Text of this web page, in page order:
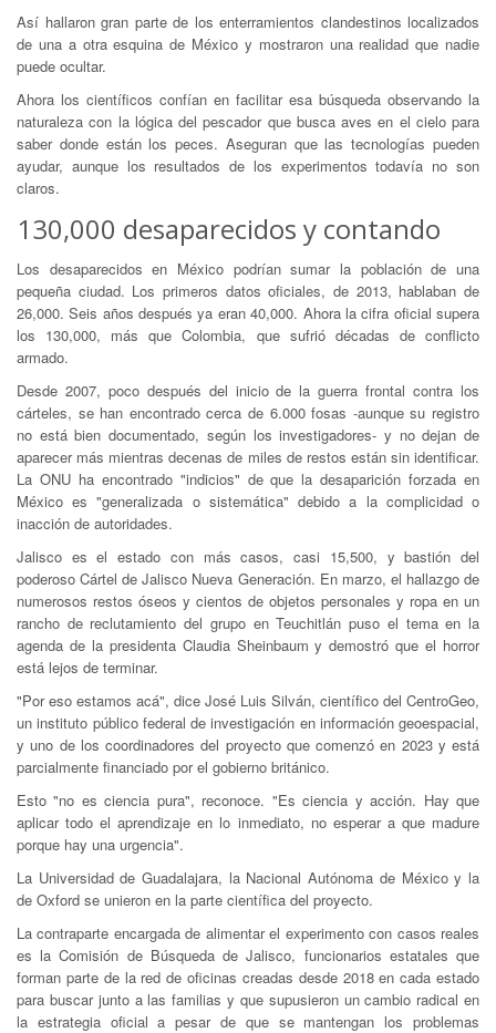
Así hallaron gran parte de los enterramientos clandestinos localizados
de una a otra esquina de México y mostraron una realidad que nadie
puede ocultar.
Ahora los científicos confían en facilitar esa búsqueda observando la
naturaleza con la lógica del pescador que busca aves en el cielo para
saber donde están los peces. Aseguran que las tecnologías pueden
ayudar, aunque los resultados de los experimentos todavía no son
claros.
130,000 desaparecidos y contando
Los desaparecidos en México podrían sumar la población de una
pequeña ciudad. Los primeros datos oficiales, de 2013, hablaban de
26,000. Seis años después ya eran 40,000. Ahora la cifra oficial supera
los 130,000, más que Colombia, que sufrió décadas de conflicto
armado.
Desde 2007, poco después del inicio de la guerra frontal contra los
cárteles, se han encontrado cerca de 6.000 fosas -aunque su registro
no está bien documentado, según los investigadores- y no dejan de
aparecer más mientras decenas de miles de restos están sin identificar.
La ONU ha encontrado "indicios" de que la desaparición forzada en
México es "generalizada o sistemática" debido a la complicidad o
inacción de autoridades.
Jalisco es el estado con más casos, casi 15,500, y bastión del
poderoso Cártel de Jalisco Nueva Generación. En marzo, el hallazgo de
numerosos restos óseos y cientos de objetos personales y ropa en un
rancho de reclutamiento del grupo en Teuchitlán puso el tema en la
agenda de la presidenta Claudia Sheinbaum y demostró que el horror
está lejos de terminar.
"Por eso estamos acá", dice José Luis Silván, científico del CentroGeo,
un instituto público federal de investigación en información geoespacial,
y uno de los coordinadores del proyecto que comenzó en 2023 y está
parcialmente financiado por el gobierno británico.
Esto "no es ciencia pura", reconoce. "Es ciencia y acción. Hay que
aplicar todo el aprendizaje en lo inmediato, no esperar a que madure
porque hay una urgencia".
La Universidad de Guadalajara, la Nacional Autónoma de México y la
de Oxford se unieron en la parte científica del proyecto.
La contraparte encargada de alimentar el experimento con casos reales
es la Comisión de Búsqueda de Jalisco, funcionarios estatales que
forman parte de la red de oficinas creadas desde 2018 en cada estado
para buscar junto a las familias y que supusieron un cambio radical en
la estrategia oficial a pesar de que se mantengan los problemas